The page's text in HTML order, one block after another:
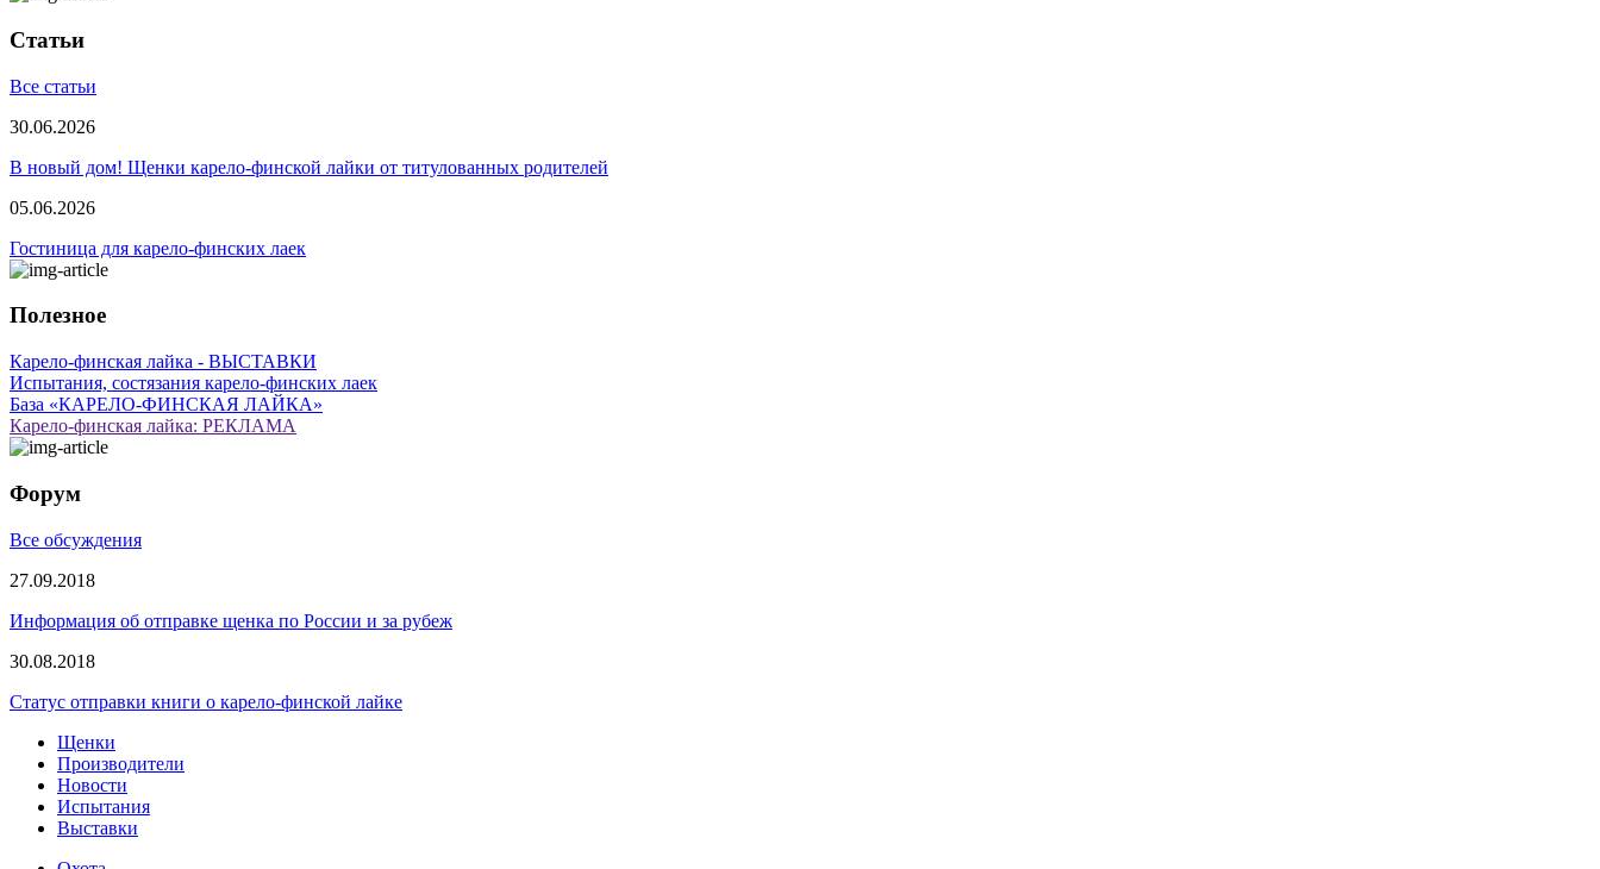
Статьи
Все статьи
30.06.2026
В новый дом! Щенки карело-финской лайки от титулованных родителей
05.06.2026
Гостиница для карело-финских лаек
Полезное
Карело-финская лайка - ВЫСТАВКИ
Испытания, состязания карело-финских лаек
База «КАРЕЛО-ФИНСКАЯ ЛАЙКА»
Карело-финская лайка: РЕКЛАМА
Форум
Все обсуждения
27.09.2018
Информация об отправке щенка по России и за рубеж
30.08.2018
Статус отправки книги о карело-финской лайке
Щенки
Производители
Новости
Испытания
Выставки